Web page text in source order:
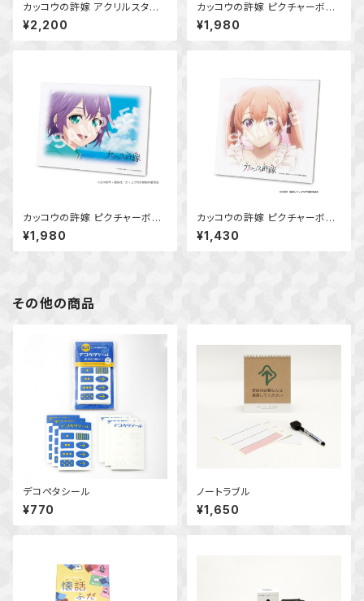
カッコウの許嫁 アクリルスタン
ドボード (海野 幸)
¥2,200
カッコウの許嫁 ピクチャーボー
ド大 (天野エリカ)
¥1,980
カッコウの許嫁 ピクチャーボー
ド大 (瀬川ひろ)
¥1,980
カッコウの許嫁 ピクチャーボー
ド小 (天野エリカ)
¥1,430
その他の商品
デコペタシール
¥770
ノートラブル
¥1,650